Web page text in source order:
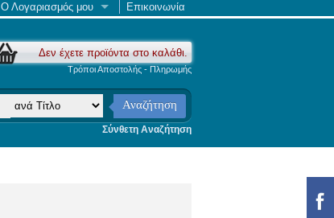
Ο Λογαριασμός μου Επικοινωνία
Δεν έχετε προϊόντα στο καλάθι.
Τρόποι Αποστολής - Πληρωμής
Αναζήτηση
Σύνθετη Αναζήτηση